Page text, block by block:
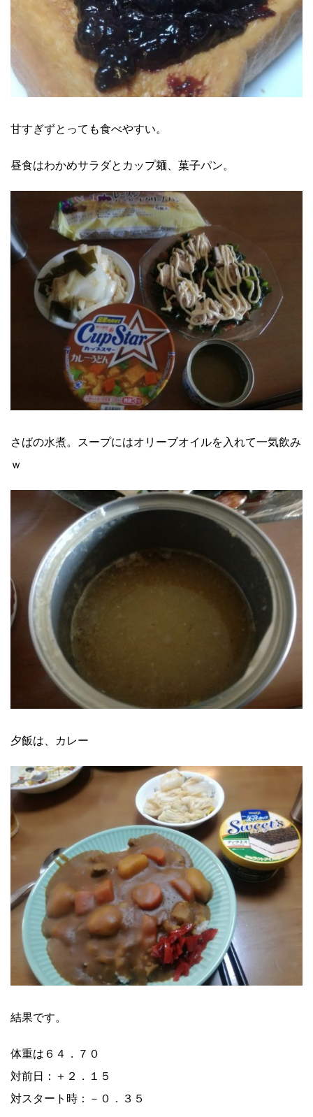
甘すぎずとっても食べやすい。
昼食はわかめサラダとカップ麺、菓子パン。
さばの水煮。スープにはオリーブオイルを入れて一気飲み
ｗ
夕飯は、カレー
結果です。
体重は６４．７０
対前日：＋２．１５
対スタート時：－０．３５